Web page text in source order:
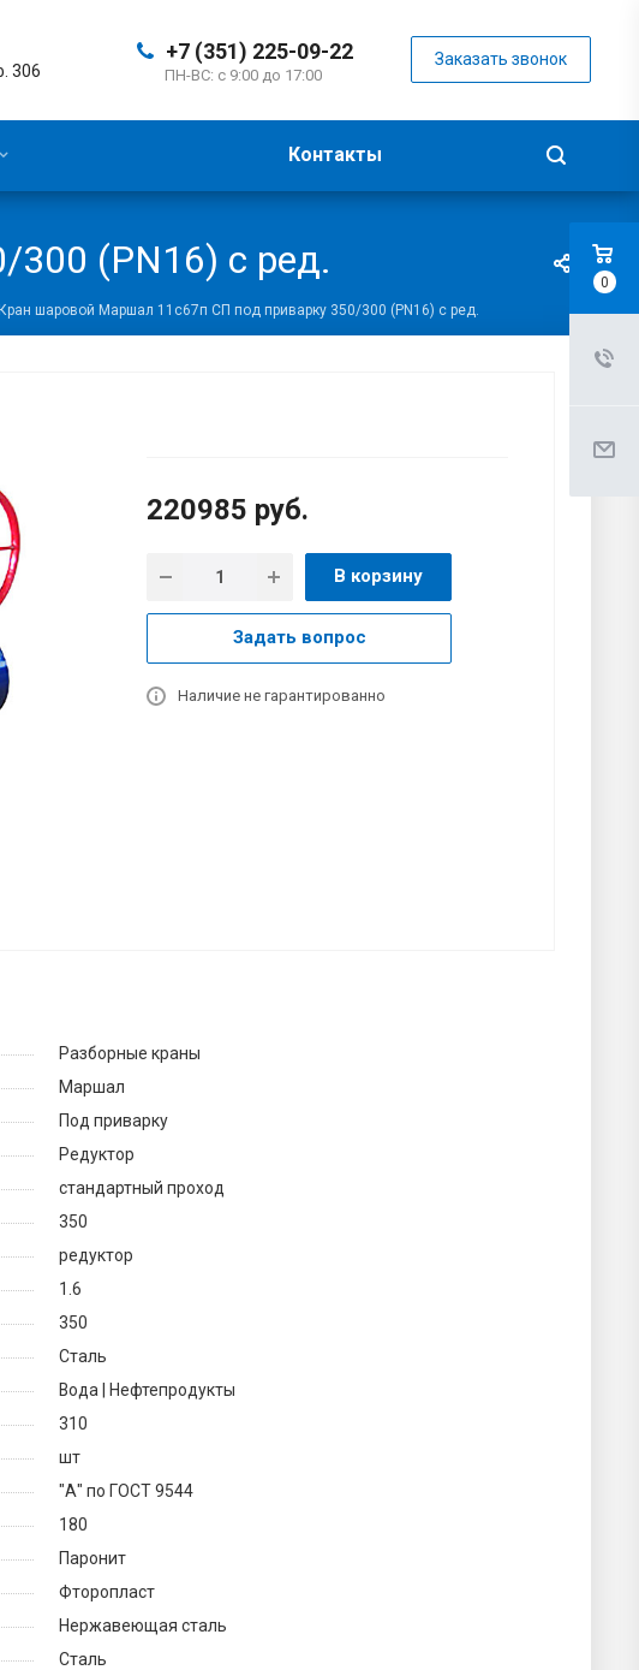
+7 (351) 225-09-22
ПН-ВС: с 9:00 до 17:00
Заказать звонок
306
Контакты
(PN16) с ред.
Кран шаровой Маршал 11с67п СП под приварку 350/300 (PN16) с ред.
220985 руб.
В корзину
Задать вопрос
Наличие не гарантированно
Разборные краны
Маршал
Под приварку
Редуктор
стандартный проход
350
редуктор
1.6
350
Сталь
Вода | Нефтепродукты
310
шт
"А" по ГОСТ 9544
180
Паронит
Фторопласт
Нержавеющая сталь
Сталь
0